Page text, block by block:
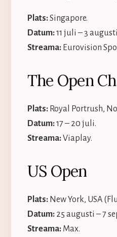
Plats:Singapore.
Datum:11 juli – 3
Streama:Eurovision
The Open
Plats: Royal Portrush,
Datum:17 – 20 juli.
Streama:Viaplay.
US Open
Plats: New York, USA
Datum: 25 augusti – 7
Streama:Max.